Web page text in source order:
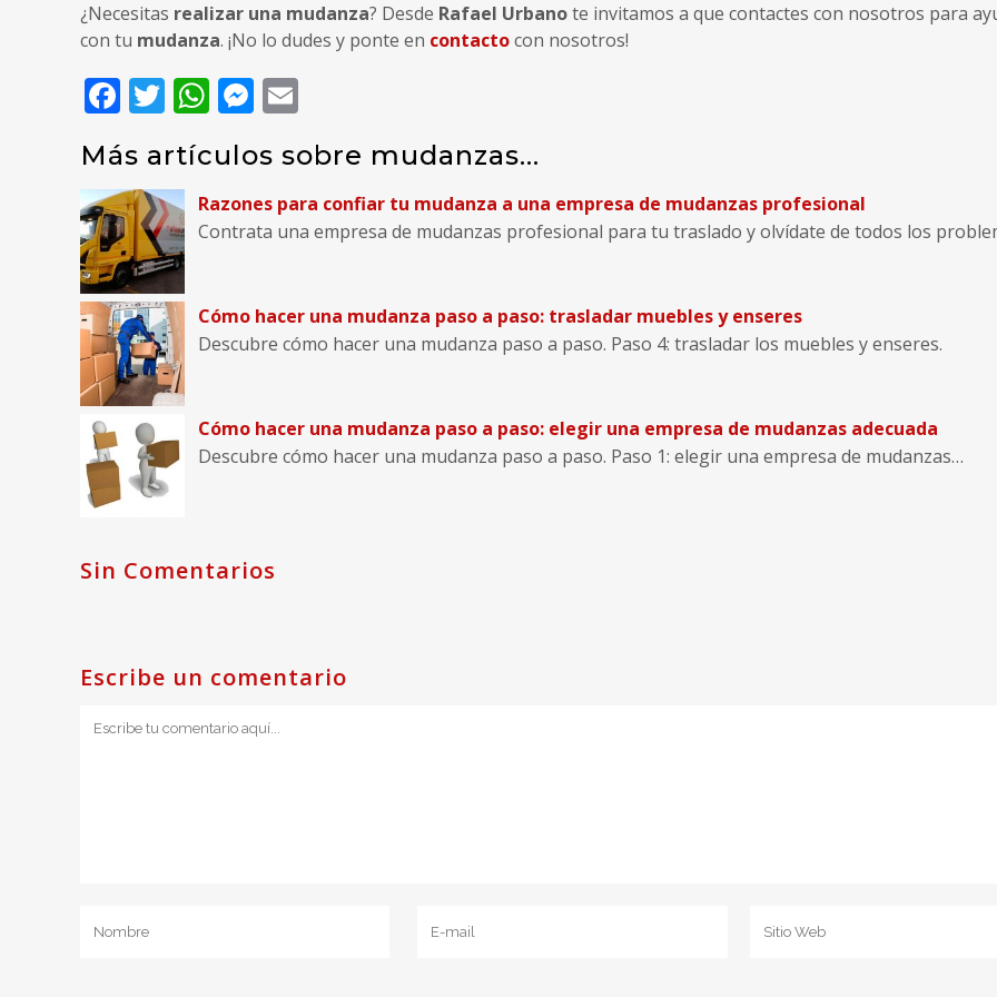
¿Necesitas realizar una mudanza? Desde Rafael Urbanote invitamos a que contactes con nosotros para
con tu mudanza. ¡No lo dudes y ponte en contactocon nosotros!
Facebook
Twitter
WhatsApp
Messenger
Más artículos sobre mudanzas...
Razones para confiar tu mudanza a una empresa de mudanzas profesional
Contrata una empresa de mudanzas profesional para tu traslado y olvídate de todos los
Cómo hacer una mudanza paso a paso: trasladar muebles y enseres
Descubre cómo hacer una mudanza paso a paso. Paso 4: trasladar los muebles y enseres.
Cómo hacer una mudanza paso a paso: elegir una empresa de mudanzas adecuada
Descubre cómo hacer una mudanza paso a paso. Paso 1: elegir una empresa de mudanzas…
Sin Comentarios
Escribe un comentario